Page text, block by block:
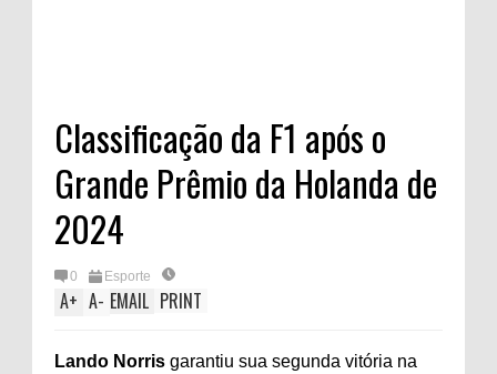
Classificação da F1 após o
Grande Prêmio da Holanda de
2024
0 Esporte
A+ A- EMAIL PRINT
Lando Norris garantiu sua segunda vitória na